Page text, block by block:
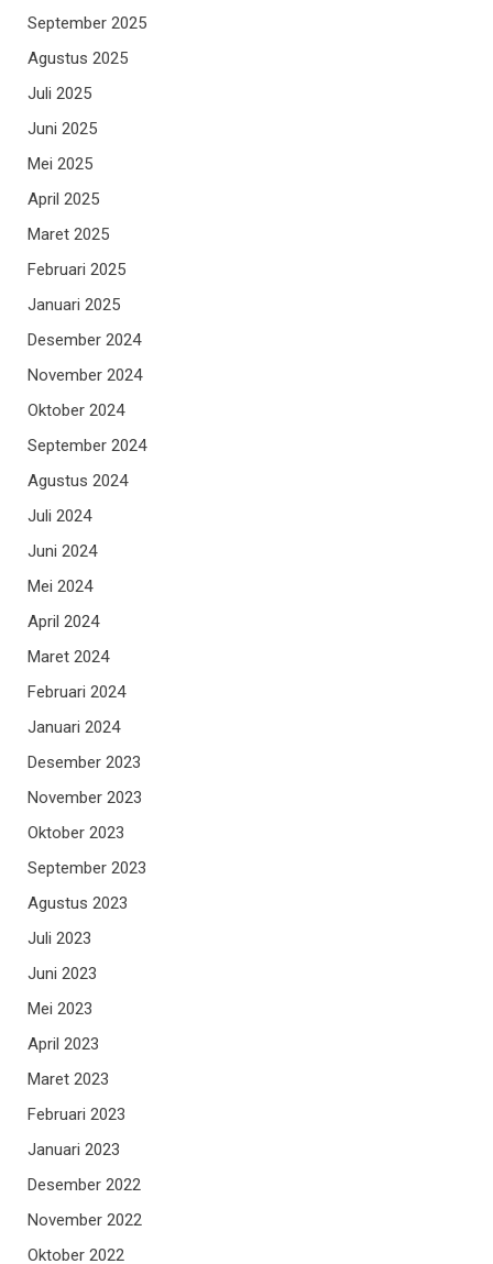
September 2025
Agustus 2025
Juli 2025
Juni 2025
Mei 2025
April 2025
Maret 2025
Februari 2025
Januari 2025
Desember 2024
November 2024
Oktober 2024
September 2024
Agustus 2024
Juli 2024
Juni 2024
Mei 2024
April 2024
Maret 2024
Februari 2024
Januari 2024
Desember 2023
November 2023
Oktober 2023
September 2023
Agustus 2023
Juli 2023
Juni 2023
Mei 2023
April 2023
Maret 2023
Februari 2023
Januari 2023
Desember 2022
November 2022
Oktober 2022